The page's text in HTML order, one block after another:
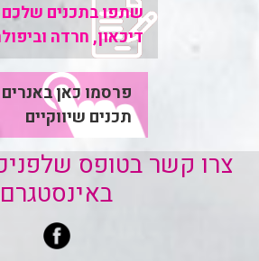
צרו קשר בטופס
באינסטגרם
פרסמו כאן
תכנים שיווקיים
שתפו בתכנים
דיכאון, חרדה